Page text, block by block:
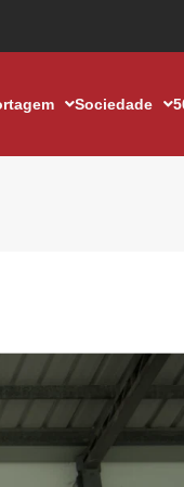
Sociedade